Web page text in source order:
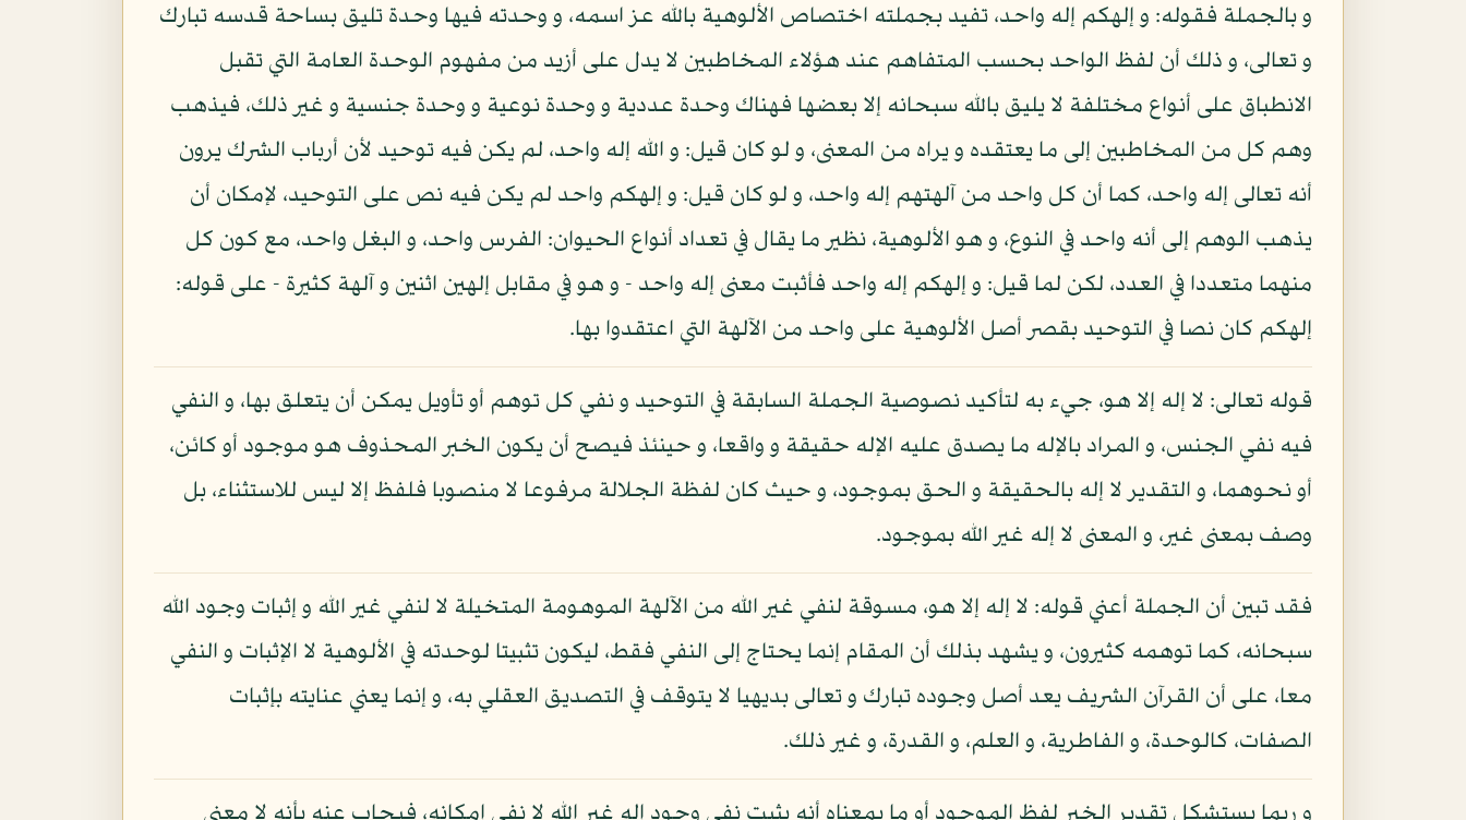
و بالجملة فقوله: و إلهكم إله واحد، تفيد بجملته اختصاص الألوهية بالله عز اسمه، و وحدته فيها وحدة تليق بساحة قدسه تبارك
و تعالى، و ذلك أن لفظ الواحد بحسب المتفاهم عند هؤلاء المخاطبين لا يدل على أزيد من مفهوم الوحدة العامة التي تقبل
الانطباق على أنواع مختلفة لا يليق بالله سبحانه إلا بعضها فهناك وحدة عددية و وحدة نوعية و وحدة جنسية و غير ذلك، فيذهب
وهم كل من المخاطبين إلى ما يعتقده و يراه من المعنى، و لو كان قيل: و الله إله واحد، لم يكن فيه توحيد لأن أرباب الشرك يرون
أنه تعالى إله واحد، كما أن كل واحد من آلهتهم إله واحد، و لو كان قيل: و إلهكم واحد لم يكن فيه نص على التوحيد، لإمكان أن
يذهب الوهم إلى أنه واحد في النوع، و هو الألوهية، نظير ما يقال في تعداد أنواع الحيوان: الفرس واحد، و البغل واحد، مع كون كل
منهما متعددا في العدد، لكن لما قيل: و إلهكم إله واحد فأثبت معنى إله واحد - و هو في مقابل إلهين اثنين و آلهة كثيرة - على قوله:
إلهكم كان نصا في التوحيد بقصر أصل الألوهية على واحد من الآلهة التي اعتقدوا بها.
قوله تعالى: لا إله إلا هو، جيء به لتأكيد نصوصية الجملة السابقة في التوحيد و نفي كل توهم أو تأويل يمكن أن يتعلق بها، و النفي
فيه نفي الجنس، و المراد بالإله ما يصدق عليه الإله حقيقة و واقعا، و حينئذ فيصح أن يكون الخبر المحذوف هو موجود أو كائن،
أو نحوهما، و التقدير لا إله بالحقيقة و الحق بموجود، و حيث كان لفظة الجلالة مرفوعا لا منصوبا فلفظ إلا ليس للاستثناء، بل
وصف بمعنى غير، و المعنى لا إله غير الله بموجود.
فقد تبين أن الجملة أعني قوله: لا إله إلا هو، مسوقة لنفي غير الله من الآلهة الموهومة المتخيلة لا لنفي غير الله و إثبات وجود الله
سبحانه، كما توهمه كثيرون، و يشهد بذلك أن المقام إنما يحتاج إلى النفي فقط، ليكون تثبيتا لوحدته في الألوهية لا الإثبات و النفي
معا، على أن القرآن الشريف يعد أصل وجوده تبارك و تعالى بديهيا لا يتوقف في التصديق العقلي به، و إنما يعني عنايته بإثبات
الصفات، كالوحدة، و الفاطرية، و العلم، و القدرة، و غير ذلك.